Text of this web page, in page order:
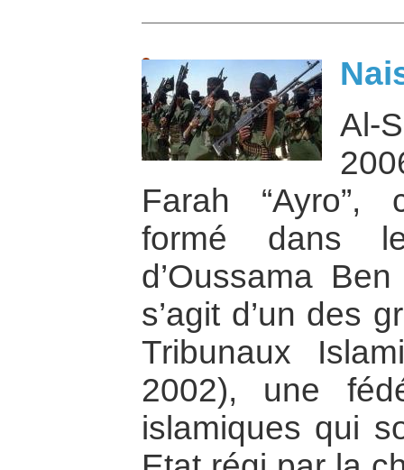
Al-
Farah “Ayro”,
formé dans
d’Oussama
s’agit d’un des
Tribunaux
2002), une
islamiques qui